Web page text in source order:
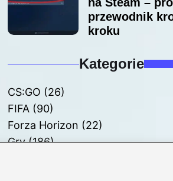
na Steam –
przewodnik
kroku
Kategorie
CS:GO (26)
FIFA(90)
Forza Horizon (22)
Gry(186)